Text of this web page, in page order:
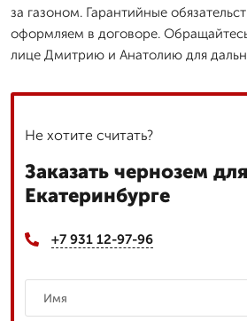
за газоном. Гарантийные
оформляем в договоре.
лице Дмитрию и Анатолию для
Не хотите считать?
Заказать чернозем
Екатеринбурге
+7 931 12-97-96